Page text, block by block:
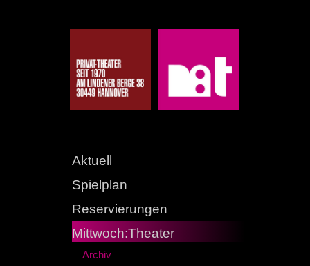
Aktuell
Spielplan
Reservierungen
Mittwoch:Theater
Archiv